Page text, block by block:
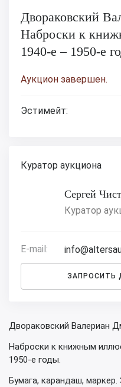
Двораковский
Наброски к
1940-е – 1950-е
Аукцион завершен.
Эстимейт:
Куратор аукциона
Сергей
Куратор
E-mail:
ЗАПРОСИТЬ
Двораковский Валериан
Наброски к книжным
1950-е годы.
Бумага, карандаш, маркер.